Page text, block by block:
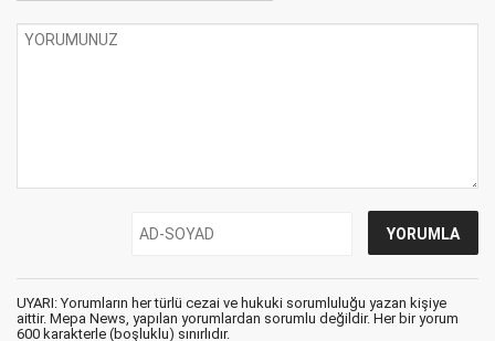
UYARI: Yorumların her türlü cezai ve hukuki sorumluluğu yazan kişiye
aittir. Mepa News, yapılan yorumlardan sorumlu değildir. Her bir yorum
600 karakterle (boşluklu) sınırlıdır.